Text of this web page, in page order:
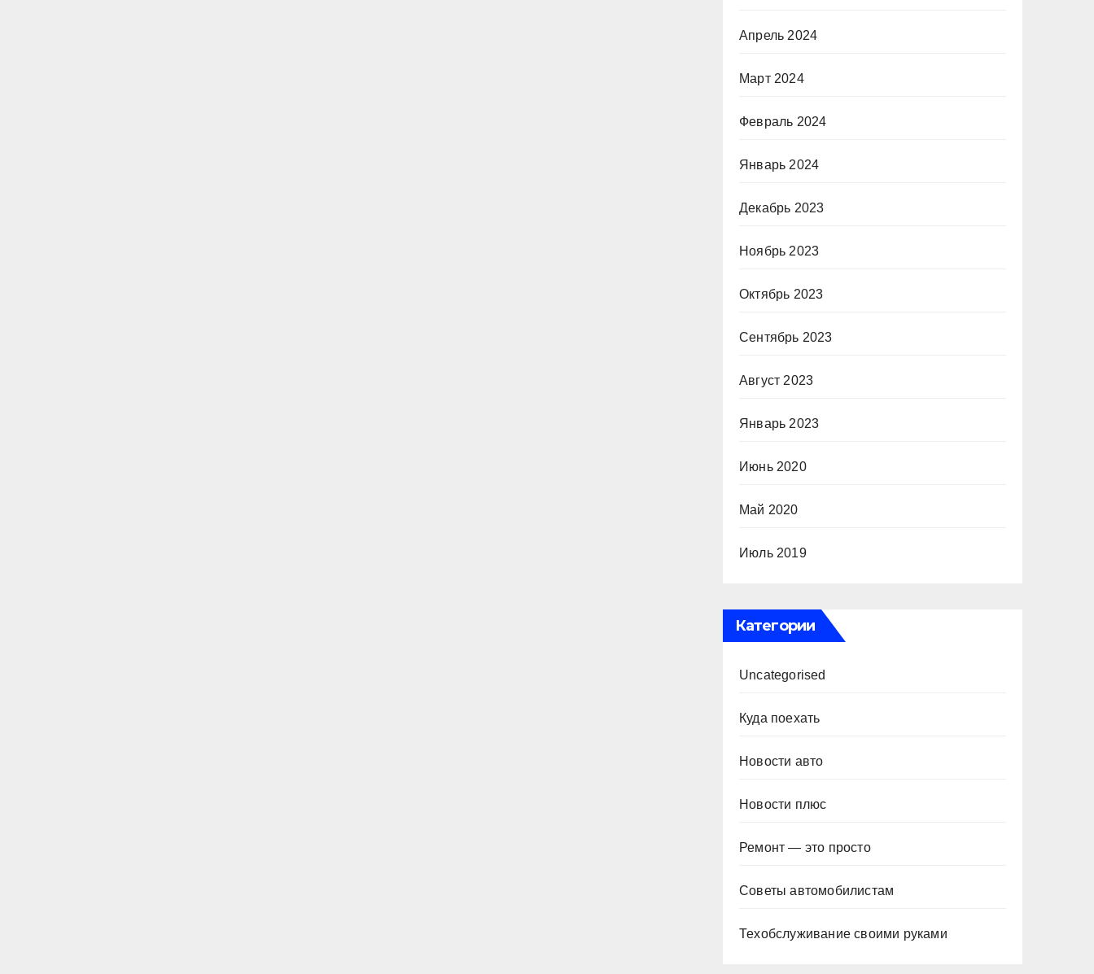
Апрель 2024
Март 2024
Февраль 2024
Январь 2024
Декабрь 2023
Ноябрь 2023
Октябрь 2023
Сентябрь 2023
Август 2023
Январь 2023
Июнь 2020
Май 2020
Июль 2019
Категории
Uncategorised
Куда поехать
Новости авто
Новости плюс
Ремонт — это просто
Советы автомобилистам
Техобслуживание своими руками